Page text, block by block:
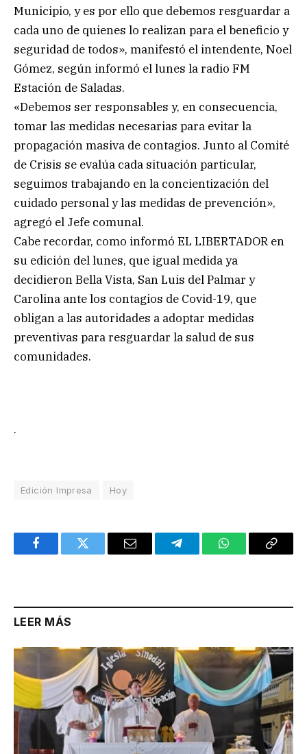
Municipio, y es por ello que debemos resguardar a
cada uno de quienes lo realizan para el beneficio y
seguridad de todos», manifestó el intendente, Noel
Gómez, según informó el lunes la radio FM
Estación de Saladas.
«Debemos ser responsables y, en consecuencia,
tomar las medidas necesarias para evitar la
propagación masiva de contagios. Junto al Comité
de Crisis se evalúa cada situación particular,
seguimos trabajando en la concientización del
cuidado personal y las medidas de prevención»,
agregó el Jefe comunal.
Cabe recordar, como informó EL LIBERTADOR en
su edición del lunes, que igual medida ya
decidieron Bella Vista, San Luis del Palmar y
Carolina ante los contagios de Covid-19, que
obligan a las autoridades a adoptar medidas
preventivas para resguardar la salud de sus
comunidades.
.
Edición Impresa Hoy
FacebookTwitter Email TelegramWhatsAppCopy
LEER MÁS